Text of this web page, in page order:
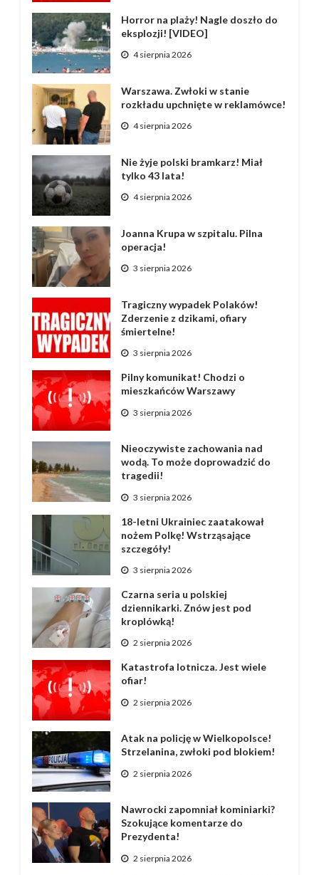
Horror na plaży! Nagle doszło do
eksplozji! [VIDEO]
4 sierpnia 2026
Warszawa. Zwłoki w stanie
rozkładu upchnięte w reklamówce!
4 sierpnia 2026
Nie żyje polski bramkarz! Miał
tylko 43 lata!
4 sierpnia 2026
Joanna Krupa w szpitalu. Pilna
operacja!
3 sierpnia 2026
Tragiczny wypadek Polaków!
Zderzenie z dzikami, ofiary
śmiertelne!
3 sierpnia 2026
Pilny komunikat! Chodzi o
mieszkańców Warszawy
3 sierpnia 2026
Nieoczywiste zachowania nad
wodą. To może doprowadzić do
tragedii!
3 sierpnia 2026
18-letni Ukrainiec zaatakował
nożem Polkę! Wstrząsające
szczegóły!
3 sierpnia 2026
Czarna seria u polskiej
dziennikarki. Znów jest pod
kroplówką!
2 sierpnia 2026
Katastrofa lotnicza. Jest wiele
ofiar!
2 sierpnia 2026
Atak na policję w Wielkopolsce!
Strzelanina, zwłoki pod blokiem!
2 sierpnia 2026
Nawrocki zapomniał kominiarki?
Szokujące komentarze do
Prezydenta!
2 sierpnia 2026